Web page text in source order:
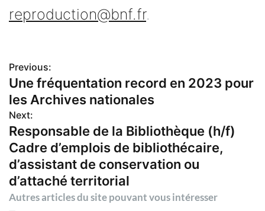
reproduction@bnf.fr.
N
a
v
i
g
Previous:
Une fréquentation record en 2023 pour
les Archives nationales
Next:
Responsable de la Bibliothèque (h/f)
Cadre d’emplois de bibliothécaire,
d’assistant de conservation ou
d’attaché territorial
Autres articles du site pouvant vous intéresser